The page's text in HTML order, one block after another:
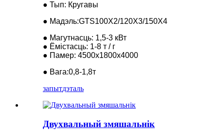
● Тып: Кругавы
● Мадэль:GTS100X2/120X3/150X4
● Магутнасць: 1,5-3 кВт
● Ёмістасць: 1-8 т / г
● Памер: 4500x1800x4000
● Вага:0,8-1,8т
запытдэталь
Двухвальный змяшальнік